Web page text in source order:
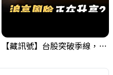
【藏訊號】台股突破季線，週一我提醒了這個關鍵訊號